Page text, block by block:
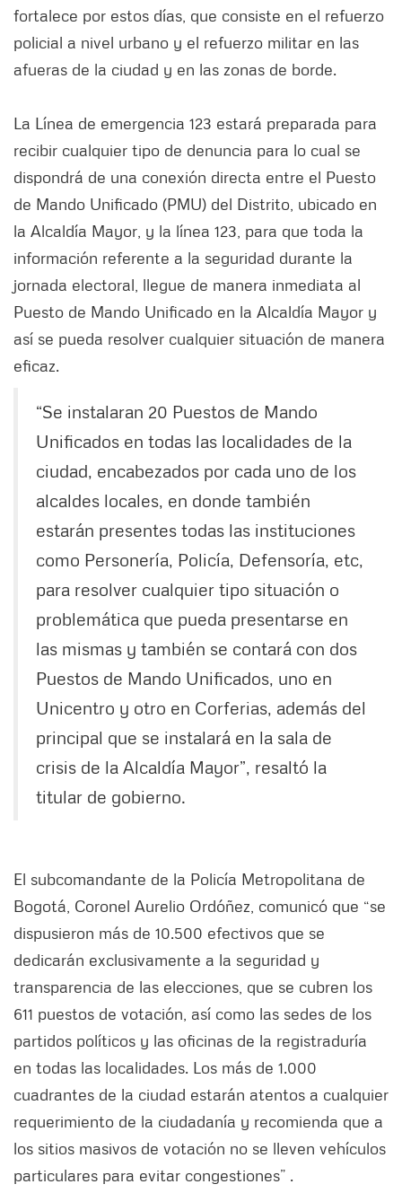
fortalece por estos días, que consiste en el refuerzo
policial a nivel urbano y el refuerzo militar en las
afueras de la ciudad y en las zonas de borde.
La Línea de emergencia 123 estará preparada para
recibir cualquier tipo de denuncia para lo cual se
dispondrá de una conexión directa entre el Puesto
de Mando Unificado (PMU) del Distrito, ubicado en
la Alcaldía Mayor, y la línea 123, para que toda la
información referente a la seguridad durante la
jornada electoral, llegue de manera inmediata al
Puesto de Mando Unificado en la Alcaldía Mayor y
así se pueda resolver cualquier situación de manera
eficaz.
“Se instalaran 20 Puestos de Mando
Unificados en todas las localidades de la
ciudad, encabezados por cada uno de los
alcaldes locales, en donde también
estarán presentes todas las instituciones
como Personería, Policía, Defensoría, etc,
para resolver cualquier tipo situación o
problemática que pueda presentarse en
las mismas y también se contará con dos
Puestos de Mando Unificados, uno en
Unicentro y otro en Corferias, además del
principal que se instalará en la sala de
crisis de la Alcaldía Mayor”, resaltó la
titular de gobierno.
El subcomandante de la Policía Metropolitana de
Bogotá, Coronel Aurelio Ordóñez, comunicó que “se
dispusieron más de 10.500 efectivos que se
dedicarán exclusivamente a la seguridad y
transparencia de las elecciones, que se cubren los
611 puestos de votación, así como las sedes de los
partidos políticos y las oficinas de la registraduría
en todas las localidades. Los más de 1.000
cuadrantes de la ciudad estarán atentos a cualquier
requerimiento de la ciudadanía y recomienda que a
los sitios masivos de votación no se lleven vehículos
particulares para evitar congestiones” .